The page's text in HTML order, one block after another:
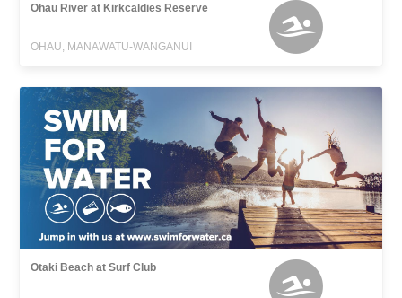
Ohau River at Kirkcaldies Reserve
OHAU, MANAWATU-WANGANUI
Otaki Beach at Surf Club